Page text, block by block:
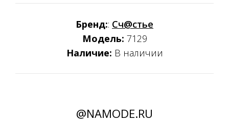
Бренд:: Сч@стье
Модель: 7129
Наличие: В наличии
@NAMODE.RU